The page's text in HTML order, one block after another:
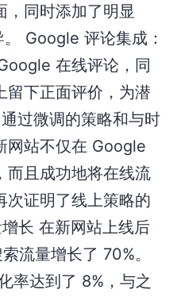
，同时添加了明显
Google 评论集成：
在线评论，同
留下正面评价，为潜
过微调的策略和与时
网站不仅在 Google
而且成功地将在线流
次证明了线上策略的
长 在新网站上线后
流量增长了 70%。
率达到了 8%，与之